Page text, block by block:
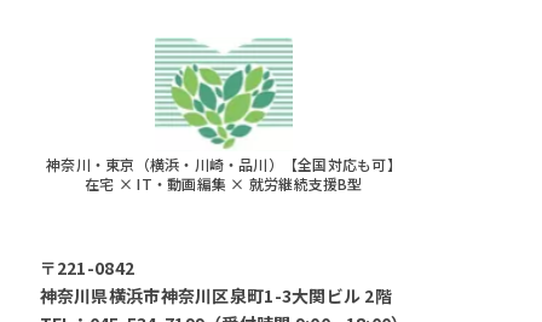
神奈川・東京（横浜・川崎・品川）【全国対応も可】
在宅 × IT・動画編集 × 就労継続支援B型
〒221-0842
神奈川県横浜市神奈川区泉町1-3大関ビル 2階